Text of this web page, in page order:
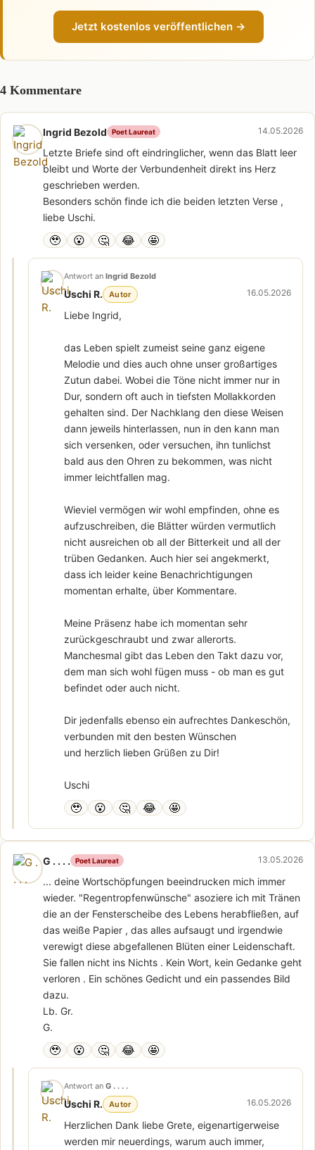
Jetzt kostenlos veröffentlichen →
4 Kommentare
Ingrid Bezold Poet Laureat 14.05.2026
Letzte Briefe sind oft eindringlicher, wenn das Blatt leer
bleibt und Worte der Verbundenheit direkt ins Herz
geschrieben werden.
Besonders schön finde ich die beiden letzten Verse ,
liebe Uschi.
🥹 😮 🤔 😂 🤩
Antwort an Ingrid Bezold
Uschi R. Autor 16.05.2026
Liebe Ingrid,
das Leben spielt zumeist seine ganz eigene
Melodie und dies auch ohne unser großartiges
Zutun dabei. Wobei die Töne nicht immer nur in
Dur, sondern oft auch in tiefsten Mollakkorden
gehalten sind. Der Nachklang den diese Weisen
dann jeweils hinterlassen, nun in den kann man
sich versenken, oder versuchen, ihn tunlichst
bald aus den Ohren zu bekommen, was nicht
immer leichtfallen mag.
Wieviel vermögen wir wohl empfinden, ohne es
aufzuschreiben, die Blätter würden vermutlich
nicht ausreichen ob all der Bitterkeit und all der
trüben Gedanken. Auch hier sei angekmerkt,
dass ich leider keine Benachrichtigungen
momentan erhalte, über Kommentare.
Meine Präsenz habe ich momentan sehr
zurückgeschraubt und zwar allerorts.
Manchesmal gibt das Leben den Takt dazu vor,
dem man sich wohl fügen muss - ob man es gut
befindet oder auch nicht.
Dir jedenfalls ebenso ein aufrechtes Dankeschön,
verbunden mit den besten Wünschen
und herzlich lieben Grüßen zu Dir!
Uschi
🥹 😮 🤔 😂 🤩
G . . . . Poet Laureat 13.05.2026
... deine Wortschöpfungen beeindrucken mich immer
wieder. "Regentropfenwünsche" asoziere ich mit Tränen
die an der Fensterscheibe des Lebens herabfließen, auf
das weiße Papier , das alles aufsaugt und irgendwie
verewigt diese abgefallenen Blüten einer Leidenschaft.
Sie fallen nicht ins Nichts . Kein Wort, kein Gedanke geht
verloren . Ein schönes Gedicht und ein passendes Bild
dazu.
Lb. Gr.
G.
🥹 😮 🤔 😂 🤩
Antwort an G . . . .
Uschi R. Autor 16.05.2026
Herzlichen Dank liebe Grete, eigenartigerweise
werden mir neuerdings, warum auch immer,